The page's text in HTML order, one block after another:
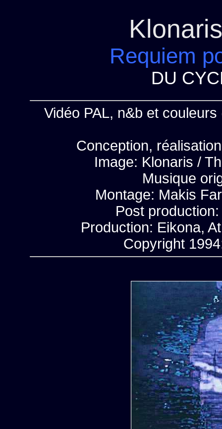
Requiem
DU
Vidéo PAL, n&b et
Conception,
Image: Klonaris /
Musique
Montage: Makis
Post
Production: Eikona,
Copyright